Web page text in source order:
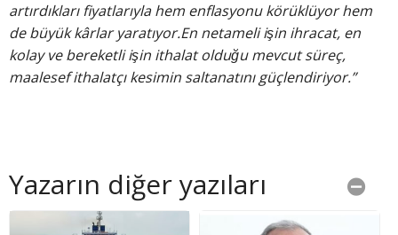
artırdıkları fiyatlarıyla hem enflasyonu körüklüyor hem
de büyük kârlar yaratıyor.En netameli işin ihracat, en
kolay ve bereketli işin ithalat olduğu mevcut süreç,
maalesef ithalatçı kesimin saltanatını güçlendiriyor.”
Yazarın diğer yazıları